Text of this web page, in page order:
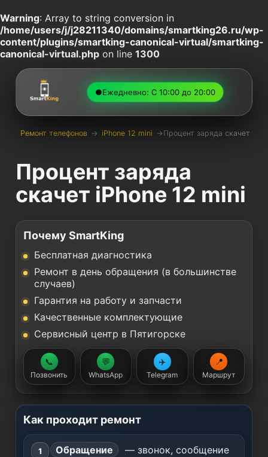
Warning: Array to string conversion in
/home/users/j/j28211340/domains/smartking26.ru/wp-
content/plugins/smartking-canonical-virtual/smartking-
canonical-virtual.php on line 1300
●Ежедневно: С 10:00 до 20:00
Ремонт телефонов → iPhone 12 mini → Процент заряда скачет
Процент заряда
скачет iPhone 12 mini
Почему SmartKing
Бесплатная диагностика
Ремонт в день обращения (в большинстве
случаев)
Гарантия на работу и запчасти
Качественные комплектующие
Сервисный центр в Пятигорске
📞
Позвонить
💬
WhatsApp
✈️
Telegram
📍
Маршрут
Как проходит ремонт
Обращение
— звонок, сообщение